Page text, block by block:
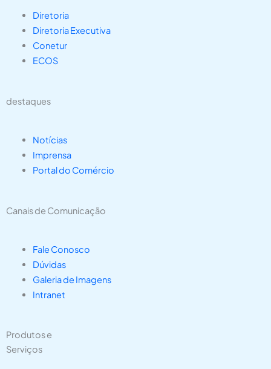
Diretoria
Diretoria Executiva
Conetur
ECOS
destaques
Notícias
Imprensa
Portal do Comércio
Canais de Comunicação
Fale Conosco
Dúvidas
Galeria de Imagens
Intranet
Produtos e
Serviços